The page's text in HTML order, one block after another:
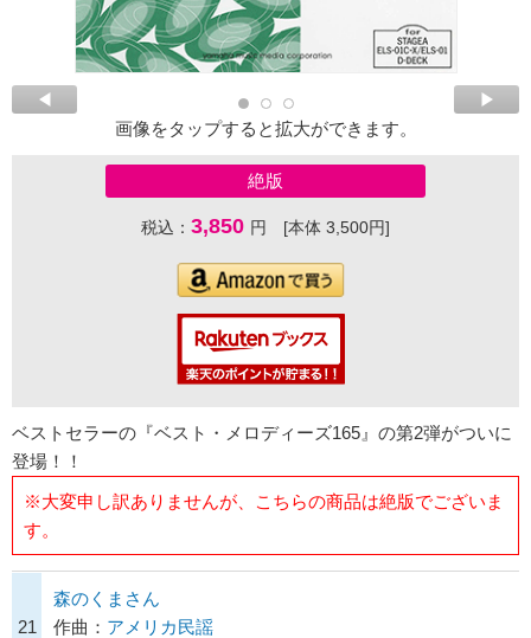
画像をタップすると拡大ができます。
絶版
税込： 3,850 円 [本体 3,500円]
ベストセラーの『ベスト・メロディーズ165』の第2弾がついに
登場！！
※大変申し訳ありませんが、こちらの商品は絶版でございま
す。
21
森のくまさん
作曲： アメリカ民謡